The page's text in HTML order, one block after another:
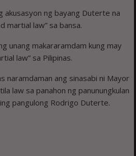
akusasyon ng bayang Duterte na
martial law” sa bansa.
unang makararamdam kung may
law” sa Pilipinas.
naramdaman ang sinasabi ni Mayor
law sa panahon ng panunungkulan
pangulong Rodrigo Duterte.